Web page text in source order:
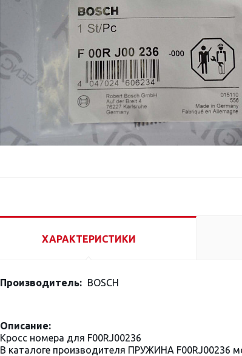
ХАРАКТЕРИСТИКИ
Производитель: BOSCH
Описание:
Кросс номера для F00RJ00236
В каталоге производителя ПРУЖИНА